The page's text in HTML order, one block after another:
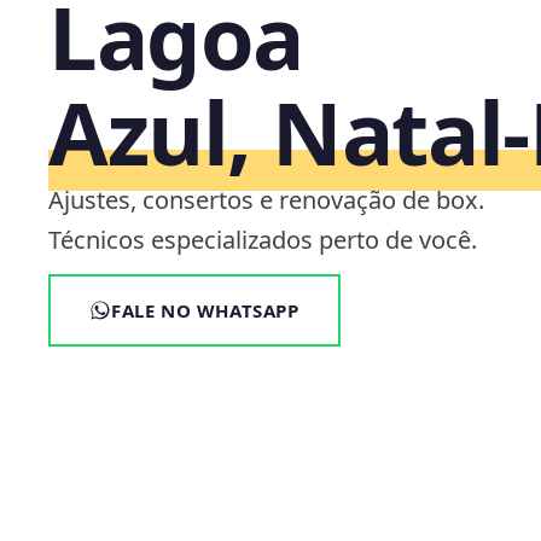
Lagoa
Azul,
Ajustes, consertos e renovação de box.
Técnicos especializados perto de você.
FALE NO WHATSAPP